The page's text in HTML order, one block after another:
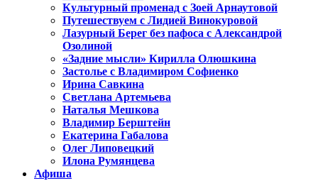
Культурный променад с Зоей Арнаутовой
Путешествуем с Лидией Винокуровой
Лазурный Берег без пафоса с Александрой
Озолиной
«Задние мысли» Кирилла Олюшкина
Застолье с Владимиром Софиенко
Ирина Савкина
Светлана Артемьева
Наталья Мешкова
Владимир Берштейн
Екатерина Габалова
Олег Липовецкий
Илона Румянцева
Афиша